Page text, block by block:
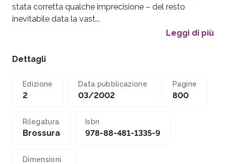
stata corretta qualche imprecisione – del resto
inevitabile data la vast...
Leggi di più
Dettagli
Edizione
2
Data pubblicazione
03/2002
Pagine
800
Rilegatura
Brossura
Isbn
978-88-481-1335-9
Dimensioni